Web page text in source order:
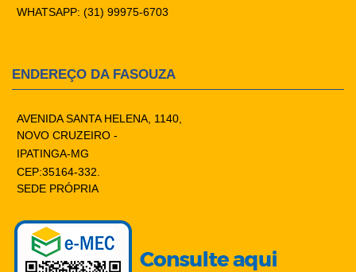
WHATSAPP: (31) 99975-6703
ENDEREÇO DA FASOUZA
AVENIDA SANTA HELENA, 1140,
NOVO CRUZEIRO -
IPATINGA-MG
CEP:35164-332.
SEDE PRÓPRIA